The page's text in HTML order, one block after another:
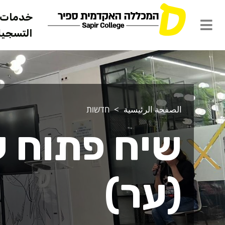
خدمات
الصفحة الرئيسية חדשות
שיח פתוח
(ער)